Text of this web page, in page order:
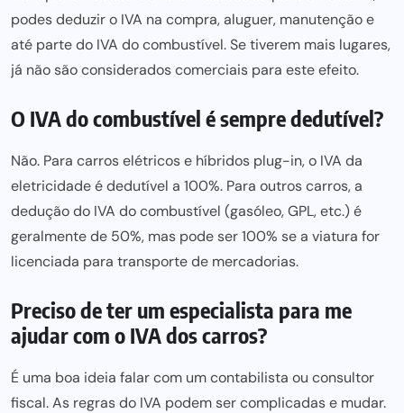
podes deduzir o IVA na compra, aluguer, manutenção e
até parte do IVA do combustível. Se tiverem mais lugares,
já não são considerados comerciais para este efeito.
O IVA do combustível é sempre dedutível?
Não. Para carros elétricos e híbridos plug-in, o IVA da
eletricidade é dedutível a 100%. Para outros carros, a
dedução do IVA do combustível (gasóleo, GPL, etc.) é
geralmente de 50%, mas pode ser 100% se a viatura for
licenciada para transporte de mercadorias.
Preciso de ter um especialista para me
ajudar com o IVA dos carros?
É uma boa ideia falar com um contabilista ou consultor
fiscal. As regras do IVA podem ser complicadas e mudar.